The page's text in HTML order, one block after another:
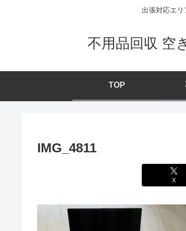
出張対応エ
不用品回収 空
TOP
IMG_4811
X